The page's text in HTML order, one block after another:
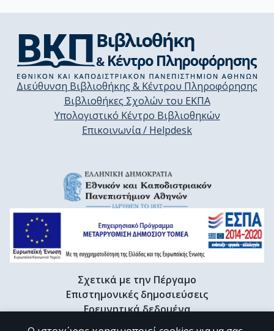
Διεύθυνση Βιβλιοθήκης & Κέντρου Πληροφόρησης
Βιβλιοθήκες Σχολών του ΕΚΠΑ
Υπολογιστικό Κέντρο Βιβλιοθηκών
Επικοινωνία / Helpdesk
Σχετικά με την Πέργαμο
Επιστημονικές δημοσιεύσεις
Ερευνητικά δεδομένα
Διδακτορικές διατριβές & Γκρίζα βιβλιογραφία